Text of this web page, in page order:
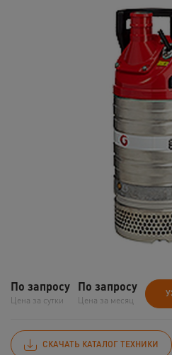
По запросу
Цена за сутки
По запросу
Цена за месяц
СКАЧАТЬ КАТАЛОГ ТЕХНИКИ